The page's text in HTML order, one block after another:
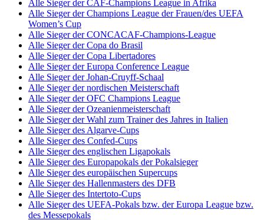
Alle Sieger der CAF-Champions League in Afrika
Alle Sieger der Champions League der Frauen/des UEFA
Women’s Cup
Alle Sieger der CONCACAF-Champions-League
Alle Sieger der Copa do Brasil
Alle Sieger der Copa Libertadores
Alle Sieger der Europa Conference League
Alle Sieger der Johan-Cruyff-Schaal
Alle Sieger der nordischen Meisterschaft
Alle Sieger der OFC Champions League
Alle Sieger der Ozeanienmeisterschaft
Alle Sieger der Wahl zum Trainer des Jahres in Italien
Alle Sieger des Algarve-Cups
Alle Sieger des Confed-Cups
Alle Sieger des englischen Ligapokals
Alle Sieger des Europapokals der Pokalsieger
Alle Sieger des europäischen Supercups
Alle Sieger des Hallenmasters des DFB
Alle Sieger des Intertoto-Cups
Alle Sieger des UEFA-Pokals bzw. der Europa League bzw.
des Messepokals